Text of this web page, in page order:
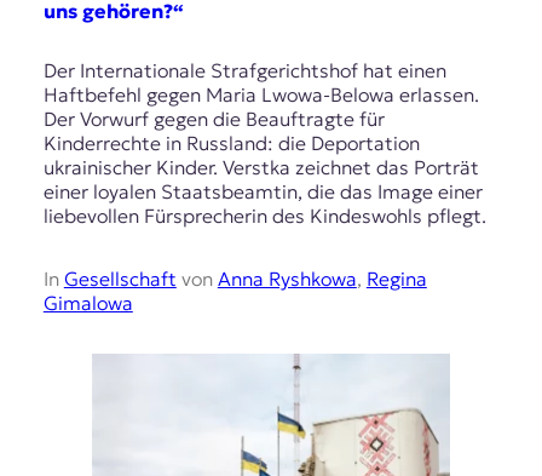
uns gehören?“
Der Internationale Strafgerichtshof hat einen
Haftbefehl gegen Maria Lwowa-Belowa erlassen.
Der Vorwurf gegen die Beauftragte für
Kinderrechte in Russland: die Deportation
ukrainischer Kinder. Verstka zeichnet das Porträt
einer loyalen Staatsbeamtin, die das Image einer
liebevollen Fürsprecherin des Kindeswohls pflegt.
In Gesellschaft von Anna Ryshkowa, Regina
Gimalowa